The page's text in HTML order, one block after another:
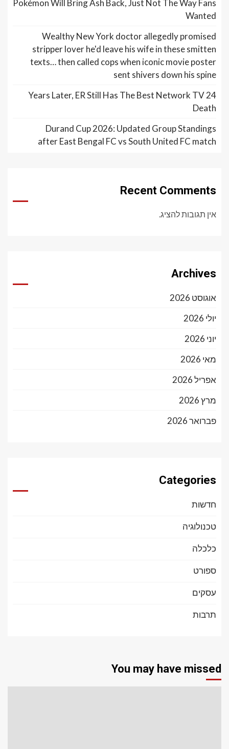
Pokémon Will Bring Ash Back, Just Not The Way Fans
Wanted
Wealthy New York doctor allegedly promised
stripper lover he'd leave his wife in these smitten
texts… then called cops when iconic movie poster
sent shivers down his spine
24 Years Later, ER Still Has The Best Network TV
Death
Durand Cup 2026: Updated Group Standings
after East Bengal FC vs South United FC match
Recent Comments
אין תגובות להציג.
Archives
אוגוסט 2026
יולי 2026
יוני 2026
מאי 2026
אפריל 2026
מרץ 2026
פברואר 2026
Categories
חדשות
טכנולוגיה
כלכלה
ספורט
עסקים
תרבות
You may have missed